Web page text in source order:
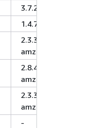
3.7.2
1.4.7
2.3.3-
amzn-2
2.8.4-
amzn-1
2.3.3-
amzn-1
-